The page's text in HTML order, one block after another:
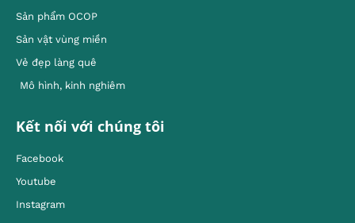
Sản phẩm OCOP
Sản vật vùng miền
Vẻ đẹp làng quê
Mô hình, kinh nghiêm
Kết nối với chúng tôi
Facebook
Youtube
Instagram